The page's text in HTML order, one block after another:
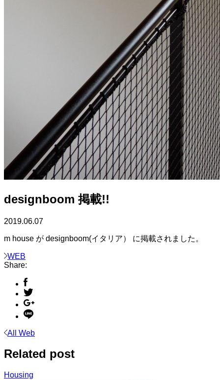
designboom 掲載!!
2019.06.07
m house が designboom(イタリア） に掲載されました。
WEB
Share:
All Web
Related post
Housing